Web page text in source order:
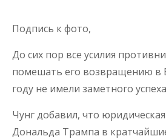
Подпись к фото,
До сих пор все усилия
помешать его возвращению в
году не имели заметного успеха
Чунг добавил, что
Дональда Трампа в